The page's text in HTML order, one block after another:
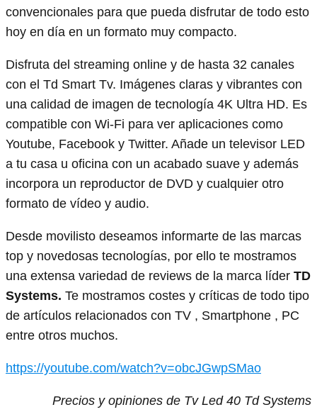
convencionales para que pueda disfrutar de todo esto
hoy en día en un formato muy compacto.
Disfruta del streaming online y de hasta 32 canales
con el Td Smart Tv. Imágenes claras y vibrantes con
una calidad de imagen de tecnología 4K Ultra HD. Es
compatible con Wi-Fi para ver aplicaciones como
Youtube, Facebook y Twitter. Añade un televisor LED
a tu casa u oficina con un acabado suave y además
incorpora un reproductor de DVD y cualquier otro
formato de vídeo y audio.
Desde movilisto deseamos informarte de las marcas
top y novedosas tecnologías, por ello te mostramos
una extensa variedad de reviews de la marca líder TD
Systems. Te mostramos costes y críticas de todo tipo
de artículos relacionados con TV , Smartphone , PC
entre otros muchos.
https://youtube.com/watch?v=obcJGwpSMao
Precios y opiniones de Tv Led 40 Td Systems